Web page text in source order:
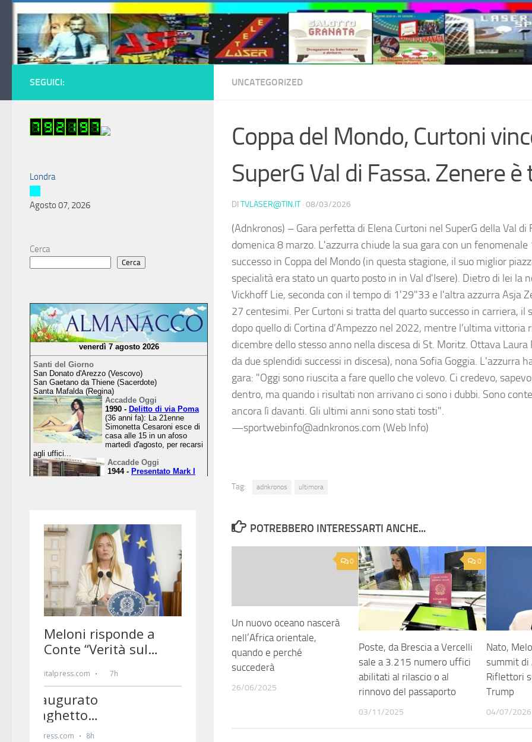
Salta al contenuto
UNCATEGORIZED
Coppa del Mondo, Curtoni
SuperG Val di Fassa. Zenere è
DI TVLASER@TIN.IT · 08/03/2026
(Adnkronos) – Gara perfetta di Elena Curtoni nel SuperG della Val di
domenica 8 marzo. L'azzurra chiude la sua gara con un
successo in Coppa del Mondo (in questa stagione, il suo miglior
specialità era stato un quarto posto in in Val d'Isere). Dietro di lei la
Vickhoff Lie, seconda con il tempo di 1'29"33 e l'altra azzurra Asja
27 centesimi. Per Curtoni si tratta del quarto successo in carriera, il
dopo quello di Cortina d’Ampezzo nel 2022, mentre l’ultima vittoria
dicembre dello stesso anno nella discesa di St. Moritz. Ottava Laura
da due splendidi successi in discesa), nona Sofia Goggia. L'azzurra
gara: "Oggi sono riuscita a fare quello che volevo. Ci credevo,
dentro, ma quando i risultati non arrivano ci sono i dubbi. Sono
ancora lì davanti. Gli ultimi anni sono stati tosti".
—sportwebinfo@adnkronos.com (Web Info)
Tag: adnkronos ultimora
POTREBBERO INTERESSARTI ANCHE...
0
Un nuovo oceano nascerà
nell’Africa orientale,
quando e perché
succederà
26/06/2025
0
Poste, da Brescia a Vercelli
sale a 3.215 numero uffici
abilitati al rilascio o al
rinnovo del passaporto
03/11/2025
Nato,
summit di
Riflettori
Trump
04/07/2026
SEGUICI:
Londra
Agosto 07, 2026
Cerca
Cerca